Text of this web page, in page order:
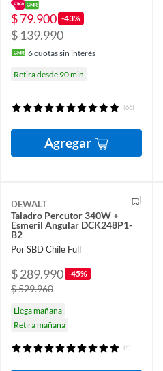
$ 79.900 -43%
$ 139.990
6cuotas sin interés
Retira desde 90 min
(66)
Agregar
DEWALT
Taladro Percutor 340W +
Esmeril Angular DCK248P1-
B2
Por SBD Chile Full
$ 289.990 -45%
$ 529.960
Llega mañana
Retira mañana
(4)